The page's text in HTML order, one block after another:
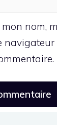
nom,
navigateur